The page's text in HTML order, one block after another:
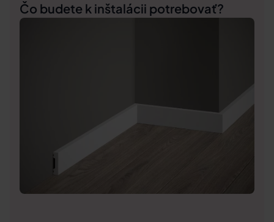
Čo budete k inštalácii potrebovať?